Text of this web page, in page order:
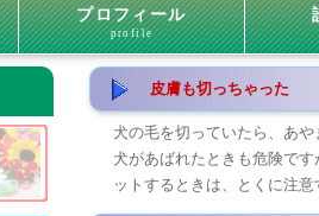
プロフィール
profile
皮膚も切っちゃった
犬の毛を切っていたら、あや
犬があばれたときも危険で
ットするときは、とくに注